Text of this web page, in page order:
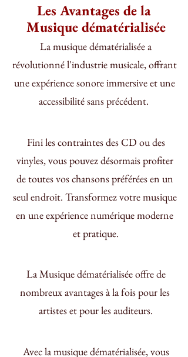
Les Avantages de la
Musique dématérialisée
révolutionné l'industrie musicale, offrant
une expérience sonore immersive et une
accessibilité sans précédent.
vinyles, vous pouvez désormais profiter
de toutes vos chansons préférées en un
seul endroit. Transformez votre musique
en une expérience numérique moderne
et pratique.
nombreux avantages à la fois pour les
artistes et pour les auditeurs.